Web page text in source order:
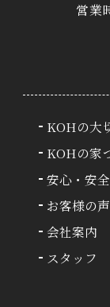
営業
KOHの大
KOHの家
安心・安
お客様の声
会社案内
スタッフ